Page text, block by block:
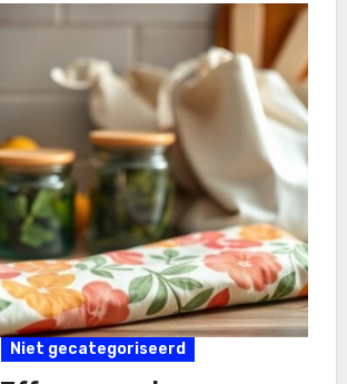
Niet gecategoriseerd